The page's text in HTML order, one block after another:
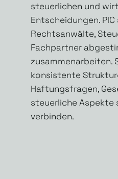
steuerlichen und
Entscheidungen.
Rechtsanwälte,
Fachpartner
zusammenarbeiten.
konsistente
Haftungsfragen,
steuerliche Aspekte
verbinden.